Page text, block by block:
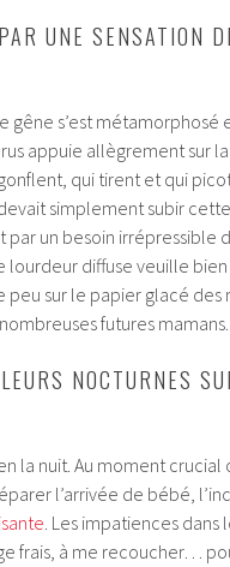
UNE SENSATION
gêne s’est métamorphosé
appuie allègrement sur
qui tirent et qui
simplement subir
un besoin irrépressible
diffuse veuille bien
sur le papier glacé des
futures mamans.
NOCTURNES
la nuit. Au moment crucial
l’arrivée de bébé,
. Les impatiences dans
frais, à me recoucher…